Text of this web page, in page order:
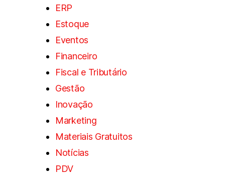
ERP
Estoque
Eventos
Financeiro
Fiscal e Tributário
Gestão
Inovação
Marketing
Materiais Gratuitos
Notícias
PDV